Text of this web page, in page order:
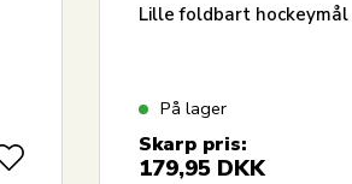
Lille foldbart hockeymål
På lager
Skarp pris:
179,95 DKK